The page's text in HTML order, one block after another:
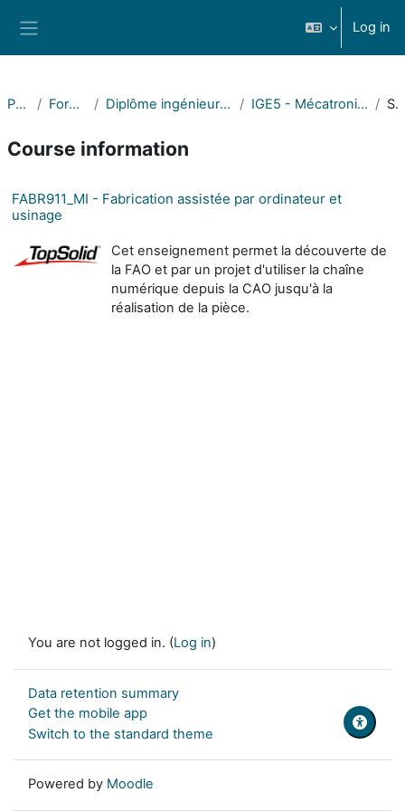
Log in
POLYTECH Formations POLYTECH Diplôme ingénieur Mécanique Mécatronique Matériaux Composites IGE5 - Mécatronique et Industrialisation (Annecy) - Semestre 9
Course information
FABR911_MI - Fabrication assistée par ordinateur et
usinage
Cet enseignement permet la découverte de
la FAO et par un projet d'utiliser la chaîne
numérique depuis la CAO jusqu'à la
réalisation de la pièce.
You are not logged in. (Log in)
Data retention summary
Get the mobile app
Switch to the standard theme
Powered by Moodle